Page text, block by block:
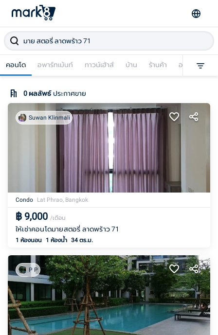
คอนโด อพาร์ทเม้นท์ ทาวน์เฮ้าส์ บ้าน ร้านค้า อาคารพาณิช
0ผลลัพธ์ ประกาศขาย
Suwan Klinmali
Condo Lat Phrao, Bangkok
฿ 9,000 /เดือน
ให้เช่าคอนโดมายสตอรี่ ลาดพร้าว 71
1 ห้องนอน 1 ห้องน้ำ 34 ตร.ม.
P P